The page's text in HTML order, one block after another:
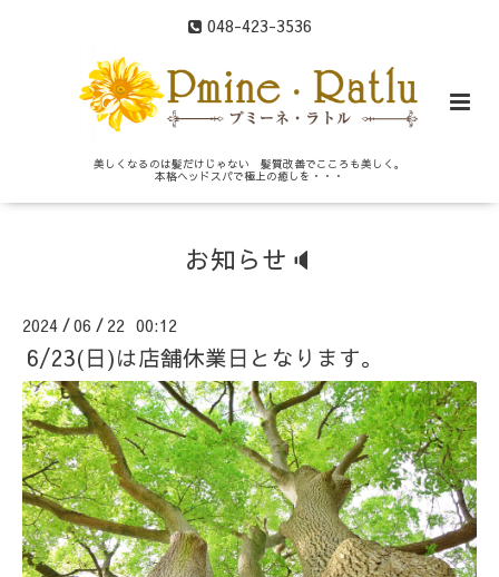
048-423-3536
美しくなるのは髪だけじゃない 髪質改善でこころも美しく。
本格ヘッドスパで極上の癒しを・・・
お知らせ🔈
2024 /06 / 22 00:12
6/23(日)は店舗休業日となります。